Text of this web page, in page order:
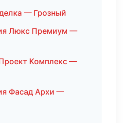
— Грозный
Люкс Премиум —
Комплекс —
Фасад Архи —